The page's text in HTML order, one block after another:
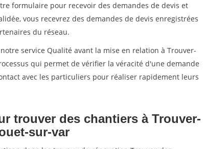
formulaire pour recevoir des demandes de devis et
vous recevrez des demandes de devis enregistrées
du réseau.
service Qualité avant la mise en relation à Trouver-
qui permet de vérifier la véracité d'une demande
avec les particuliers pour réaliser rapidement leurs
trouver des chantiers à Trouver-
sur-var